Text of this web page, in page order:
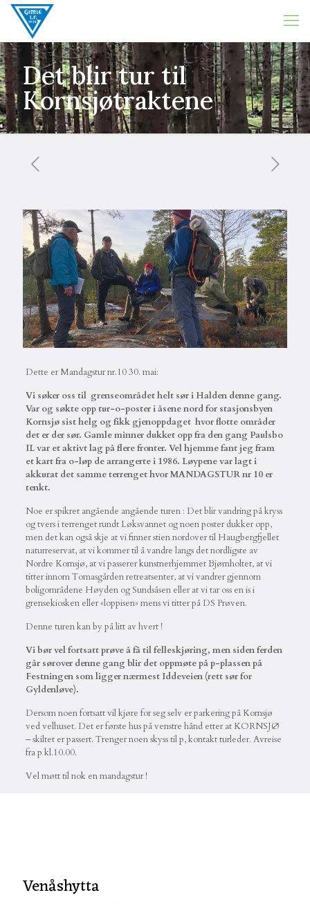
Det blir tur til
Kornsjøtraktene
Dette er Mandagstur nr.10 30. mai:
Vi søker oss til grenseområdet helt sør i Halden denne gang.
Var og søkte opp tur-o-poster i åsene nord for stasjonsbyen
Kornsjø sist helg og fikk gjenoppdaget hvor flotte områder
det er der sør. Gamle minner dukket opp fra den gang Paulsbo
IL var et aktivt lag på flere fronter. Vel hjemme fant jeg fram
et kart fra o-løp de arrangerte i 1986. Løypene var lagt i
akkurat det samme terrenget hvor MANDAGSTUR nr 10 er
tenkt.
Noe er spikret angående angående turen : Det blir vandring på kryss
og tvers i terrenget rundt Løksvannet og noen poster dukker opp,
men det kan også skje at vi finner stien nordover til Haugbergfjellet
naturreservat, at vi kommer til å vandre langs det nordligste av
Nordre Kornsjø, at vi passerer kunstnerhjemmet Bjørnholtet, at vi
titter innom Tomasgården retreatsenter, at vi vandrer gjennom
boligområdene Høyden og Sundsåsen eller at vi tar oss en is i
grensekiosken eller «loppisen» mens vi titter på DS Prøven.
Denne turen kan by på litt av hvert !
Vi bør vel fortsatt prøve å få til felleskjøring, men siden ferden
går sørover denne gang blir det oppmøte på p-plassen på
Festningen som ligger nærmest Iddeveien (rett sør for
Gyldenløve).
Dersom noen fortsatt vil kjøre for seg selv er parkering på Kornsjø
ved velhuset. Det er første hus på venstre hånd etter at KORNSJØ
– skiltet er passert. Trenger noen skyss til p, kontakt turleder. Avreise
fra p kl.10.00.
Vel møtt til nok en mandagstur !
Venåshytta